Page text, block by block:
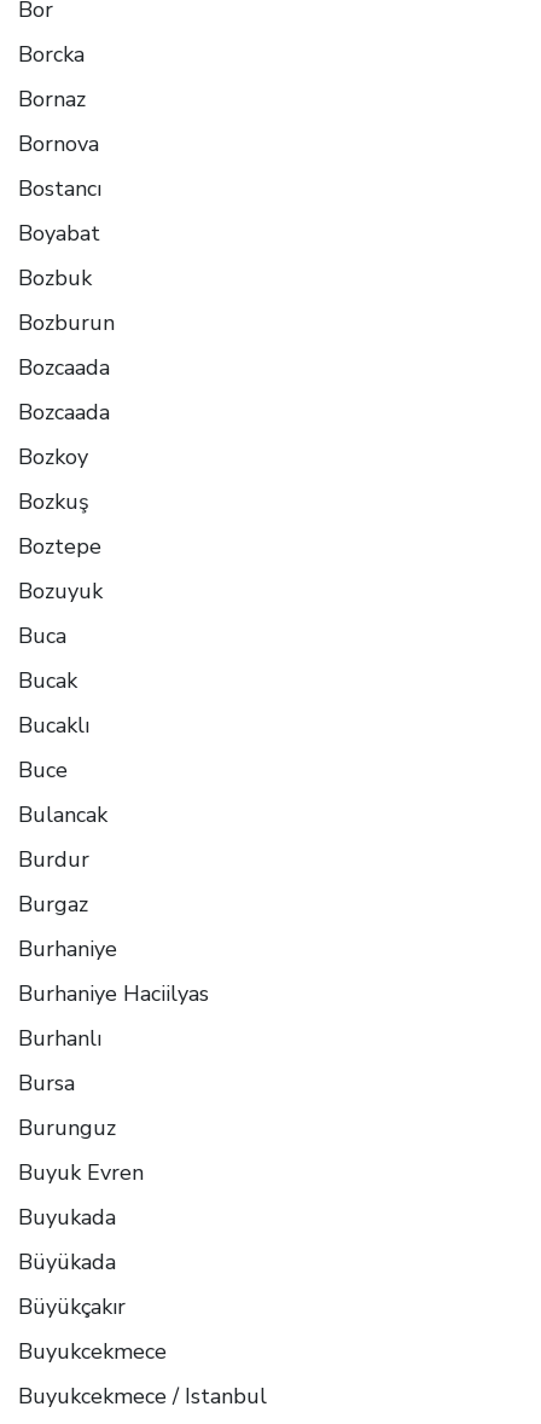
Bor
Borcka
Bornaz
Bornova
Bostancı
Boyabat
Bozbuk
Bozburun
Bozcaada
Bozcaada
Bozkoy
Bozkuş
Boztepe
Bozuyuk
Buca
Bucak
Bucaklı
Buce
Bulancak
Burdur
Burgaz
Burhaniye
Burhaniye Haciilyas
Burhanlı
Bursa
Burunguz
Buyuk Evren
Buyukada
Büyükada
Büyükçakır
Buyukcekmece
Buyukcekmece / Istanbul